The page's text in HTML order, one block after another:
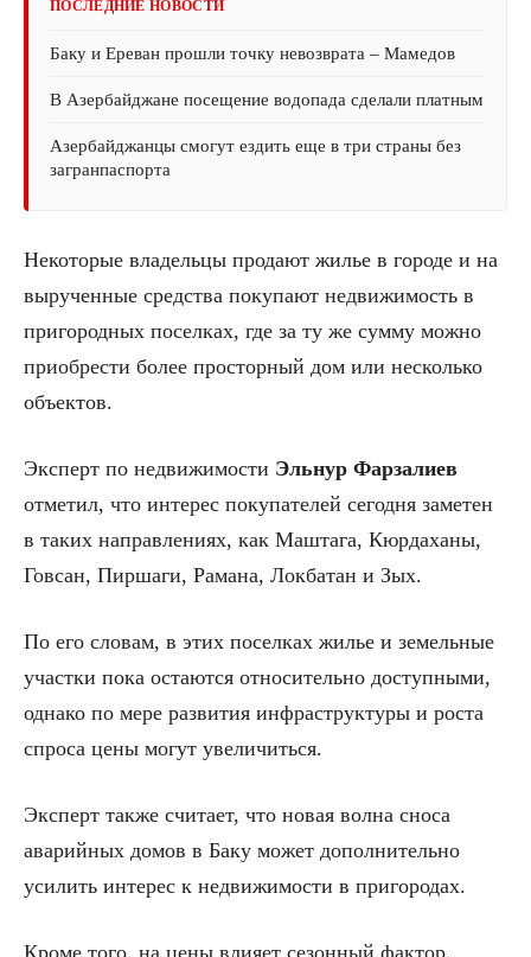
ПОСЛЕДНИЕ НОВОСТИ
Баку и Ереван прошли точку невозврата – Мамедов
В Азербайджане посещение водопада сделали платным
Азербайджанцы смогут ездить еще в три страны без
загранпаспорта
Некоторые владельцы продают жилье в городе и на
вырученные средства покупают недвижимость в
пригородных поселках, где за ту же сумму можно
приобрести более просторный дом или несколько
объектов.
Эксперт по недвижимости Эльнур Фарзалиев
отметил, что интерес покупателей сегодня заметен
в таких направлениях, как Маштага, Кюрдаханы,
Говсан, Пиршаги, Рамана, Локбатан и Зых.
По его словам, в этих поселках жилье и земельные
участки пока остаются относительно доступными,
однако по мере развития инфраструктуры и роста
спроса цены могут увеличиться.
Эксперт также считает, что новая волна сноса
аварийных домов в Баку может дополнительно
усилить интерес к недвижимости в пригородах.